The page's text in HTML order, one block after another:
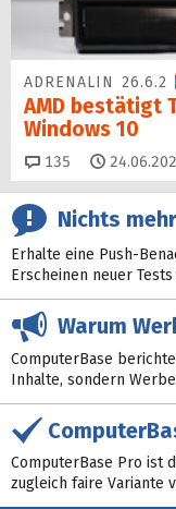
ADRENALIN 26.6.2
AMD bestätigt
Windows 10
135 Kommentare
Nichts
Erhalte eine Push-
Erscheinen neuer
Warum
ComputerBase
Inhalte, sondern
ComputerBase Pro ist
zugleich faire Variante